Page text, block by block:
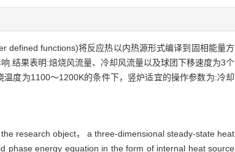
defined functions)将反应热以内热源形式编译到固相能量方
.结果表明:焙烧风流量、冷却风流量以及球团下移速度为3个
度为1100～1200K的条件下，竖炉适宜的操作参数为:冷却
research object， a three-dimensional steady-state heat
phase energy equation in the form of internal heat source